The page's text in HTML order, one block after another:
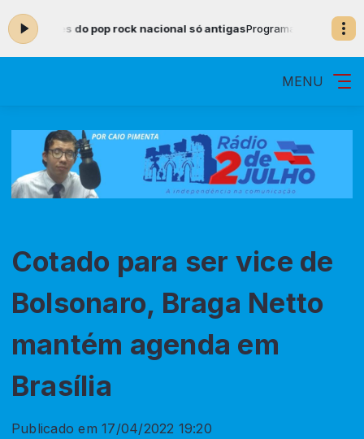
do pop rock nacional só antigasProgramação Musical com
MENU
Cotado para ser vice de
Bolsonaro, Braga Netto
mantém agenda em
Brasília
Publicado em 17/04/2022 19:20